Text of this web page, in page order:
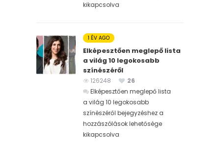
kikapcsolva
1 ÉV AGO
Elképesztően meglepő lista
a világ 10 legokosabb
színészéről
126248
26
Elképesztően meglepő lista
a világ 10 legokosabb
színészéről bejegyzéshez a
hozzászólások lehetősége
kikapcsolva